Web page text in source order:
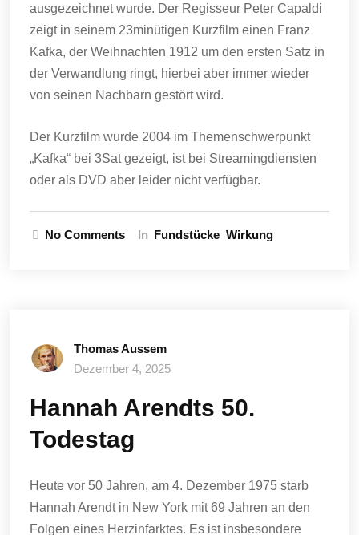
ausgezeichnet wurde. Der Regisseur Peter Capaldi
zeigt in seinem 23minütigen Kurzfilm einen Franz
Kafka, der Weihnachten 1912 um den ersten Satz in
der Verwandlung ringt, hierbei aber immer wieder
von seinen Nachbarn gestört wird.
Der Kurzfilm wurde 2004 im Themenschwerpunkt
„Kafka“ bei 3Sat gezeigt, ist bei Streamingdiensten
oder als DVD aber leider nicht verfügbar.
No Comments In Fundstücke Wirkung
Thomas Aussem
Dezember 4, 2025
Hannah Arendts 50.
Todestag
Heute vor 50 Jahren, am 4. Dezember 1975 starb
Hannah Arendt in New York mit 69 Jahren an den
Folgen eines Herzinfarktes. Es ist insbesondere